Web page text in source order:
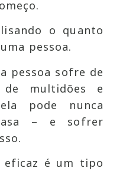
o quanto
pessoa.
pessoa sofre de
de multidões e
pode nunca
– e sofrer
eficaz é um tipo